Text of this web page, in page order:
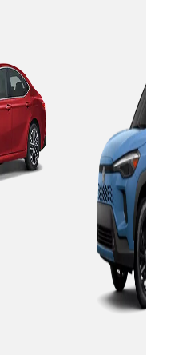
Sienna
HEV
2026
DESDE
$1,007,600